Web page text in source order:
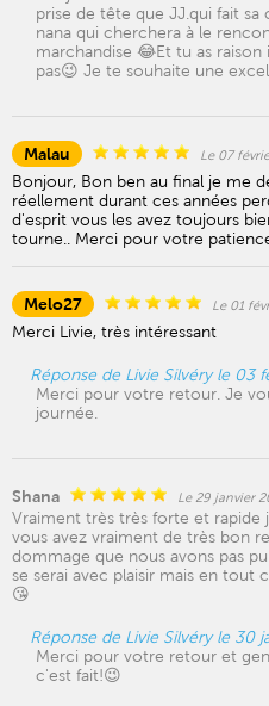
prise de tête que JJ.qui fait sa
nana qui cherchera à le
marchandise 😂Et tu as
pas😉 Je te souhaite une
Malau Le 07
Bonjour, Bon ben au final je me
réellement durant ces années
d'esprit vous les avez toujours
tourne.. Merci pour votre
Melo27 Le 01
Merci Livie, très intéressant
Réponse de Livie Silvéry le 03
Merci pour votre retour. Je
journée.
Shana Le 29 janvier
Vraiment très très forte et rapide
vous avez vraiment de très bon
dommage que nous avons pas
se serai avec plaisir mais en tout
😘
Réponse de Livie Silvéry le 30
Merci pour votre retour et
c'est fait!😉